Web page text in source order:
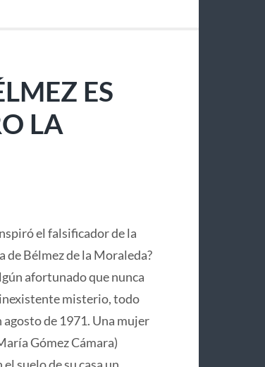
ES
LA
el falsificador de la
de Bélmez de la Moraleda?
afortunado que nunca
misterio, todo
agosto de 1971. Una mujer
Gómez Cámara)